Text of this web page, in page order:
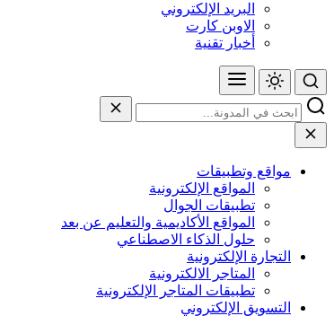
البريد الإلكتروني
الاوبن كارت
أخبار تقنية
مواقع وتطبيقات
المواقع الإلكترونية
تطبيقات الجوال
المواقع الأكاديمية والتعليم عن بعد
حلول الذكاء الاصطناعي
التجارة الإلكترونية
المتاجر الالكترونية
تطبيقات المتاجر الإلكترونية
التسويق الإلكتروني